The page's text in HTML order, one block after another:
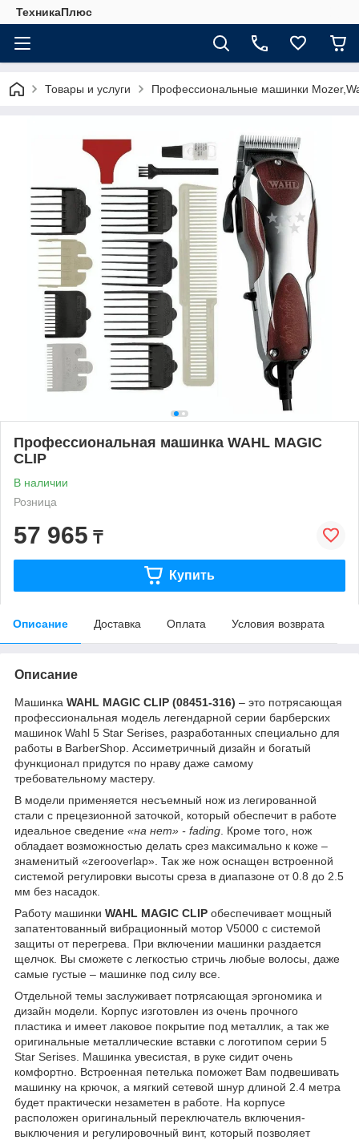
ТехникаПлюс
Товары и услуги Профессиональные машинки
Профессиональная машинка WAHL MAGIC
CLIP
В наличии
Розница
57 965 ₸
Купить
Описание Доставка Оплата Условия возврата
Описание
Машинка WAHL MAGIC CLIP (08451-316) – это потрясающая
профессиональная модель легендарной серии барберских
машинок Wahl 5 Star Serises, разработанных специально для
работы в BarberShop. Ассиметричный дизайн и богатый
функционал придутся по нраву даже самому
требовательному мастеру.
В модели применяется несъемный нож из легированной
стали с прецезионной заточкой, который обеспечит в работе
идеальное сведение «на нет» - fading . Кроме того, нож
обладает возможностью делать срез максимально к коже –
знаменитый «zerooverlap». Так же нож оснащен встроенной
системой регулировки высоты среза в диапазоне от 0.8 до 2.5
мм без насадок.
Работу машинки WAHL MAGIC CLIP обеспечивает мощный
запатентованный вибрационный мотор V5000 с системой
защиты от перегрева. При включении машинки раздается
щелчок. Вы сможете с легкостью стричь любые волосы, даже
самые густые – машинке под силу все.
Отдельной темы заслуживает потрясающая эргономика и
дизайн модели. Корпус изготовлен из очень прочного
пластика и имеет лаковое покрытие под металлик, а так же
оригинальные металлические вставки с логотипом серии 5
Star Serises. Машинка увесистая, в руке сидит очень
комфортно. Встроенная петелька поможет Вам подвешивать
машинку на крючок, а мягкий сетевой шнур длиной 2.4 метра
будет практически незаметен в работе. На корпусе
расположен оригинальный переключатель включения-
выключения и регулировочный винт, который позволяет